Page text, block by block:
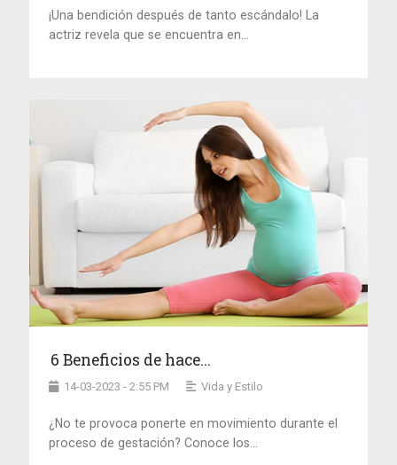
¡Una bendición después de tanto escándalo! La
actriz revela que se encuentra en...
6 Beneficios de hace...
14-03-2023 - 2:55 PM Vida y Estilo
¿No te provoca ponerte en movimiento durante el
proceso de gestación? Conoce los...